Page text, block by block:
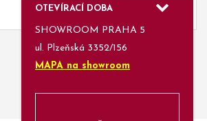
OTEVÍRACÍ DOBA
SHOWROOM PRAHA 5
ul. Plzeňská 3352/156
MAPA na showroom